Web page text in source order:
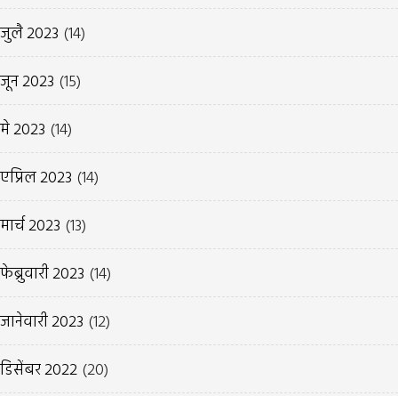
जुलै 2023 (14)
जून 2023 (15)
मे 2023 (14)
एप्रिल 2023 (14)
मार्च 2023 (13)
फेब्रुवारी 2023 (14)
जानेवारी 2023 (12)
डिसेंबर 2022 (20)